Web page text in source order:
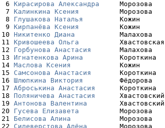
6
Кирасирова Александра
Морозова
7
Калинкина Ксения
Морозова
8
Глушакова Наталья
Кожин
9
Кирпанёва Ксения
Кожин
10 Никитенко Диана
Малахова
11 Кривошеева Ольга
12 Горбунова Анастасия
Малахова
13 Игнатенкова Арина
Короткина
14 Маслова Ксения
Кожин
15 Самсонова Анастасия
Короткина
16 Шлюпкина Виктория
Фёдорова
17 Аброськина Анастасия
Короткина
18 Поляничева Анастасия
19 Антонова Валентина
20 Гусева Елизавета
Морозова
21 Белисова Алина
Морозова
22 Силеверстова Алёна
Морозова